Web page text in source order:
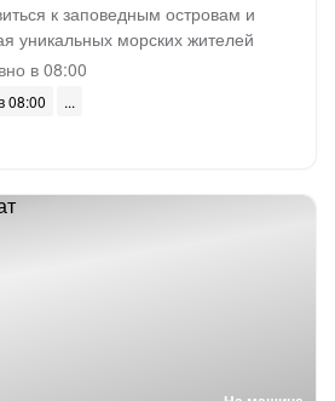
к заповедным островам и
уникальных морских жителей
в 08:00
08:00